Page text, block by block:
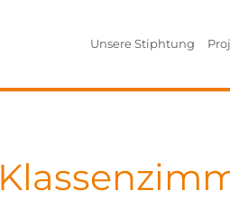
Unsere Stiphtung